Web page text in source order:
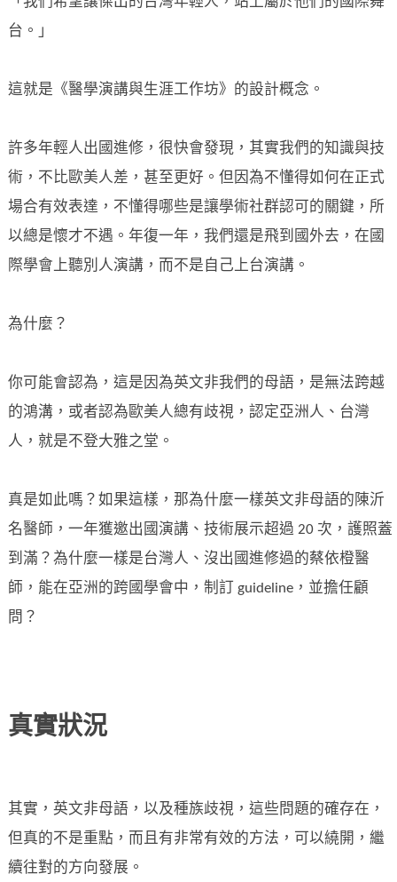
台。」
這就是《醫學演講與生涯工作坊》的設計概念。
許多年輕人出國進修，很快會發現，其實我們的知識與技
術，不比歐美人差，甚至更好。但因為不懂得如何在正式
場合有效表達，不懂得哪些是讓學術社群認可的關鍵，所
以總是懷才不遇。年復一年，我們還是飛到國外去，在國
際學會上聽別人演講，而不是自己上台演講。
為什麼？
你可能會認為，這是因為英文非我們的母語，是無法跨越
的鴻溝，或者認為歐美人總有歧視，認定亞洲人、台灣
人，就是不登大雅之堂。
真是如此嗎？如果這樣，那為什麼一樣英文非母語的陳沂
名醫師，一年獲邀出國演講、技術展示超過 20 次，護照蓋
到滿？為什麼一樣是台灣人、沒出國進修過的蔡依橙醫
師，能在亞洲的跨國學會中，制訂 guideline，並擔任顧
問？
真實狀況
其實，英文非母語，以及種族歧視，這些問題的確存在，
但真的不是重點，而且有非常有效的方法，可以繞開，繼
續往對的方向發展。